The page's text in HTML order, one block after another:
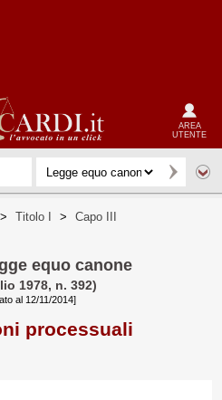
AREA
UTENTE
> Titolo I > Capo III
equo canone
1978, n. 392)
al 12/11/2014]
processuali